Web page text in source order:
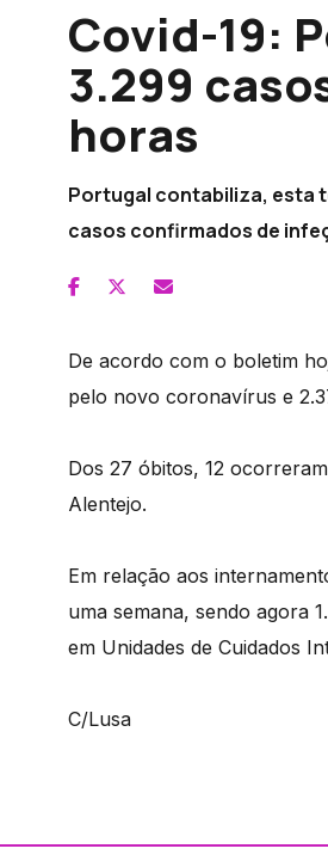
Covid-19:
3.299
horas
Portugal contabiliza, esta
casos confirmados de
De acordo com o boletim
pelo novo coronavírus e
Dos 27 óbitos, 12
Alentejo.
Em relação aos
uma semana, sendo agora
em Unidades de Cuidados
C/Lusa